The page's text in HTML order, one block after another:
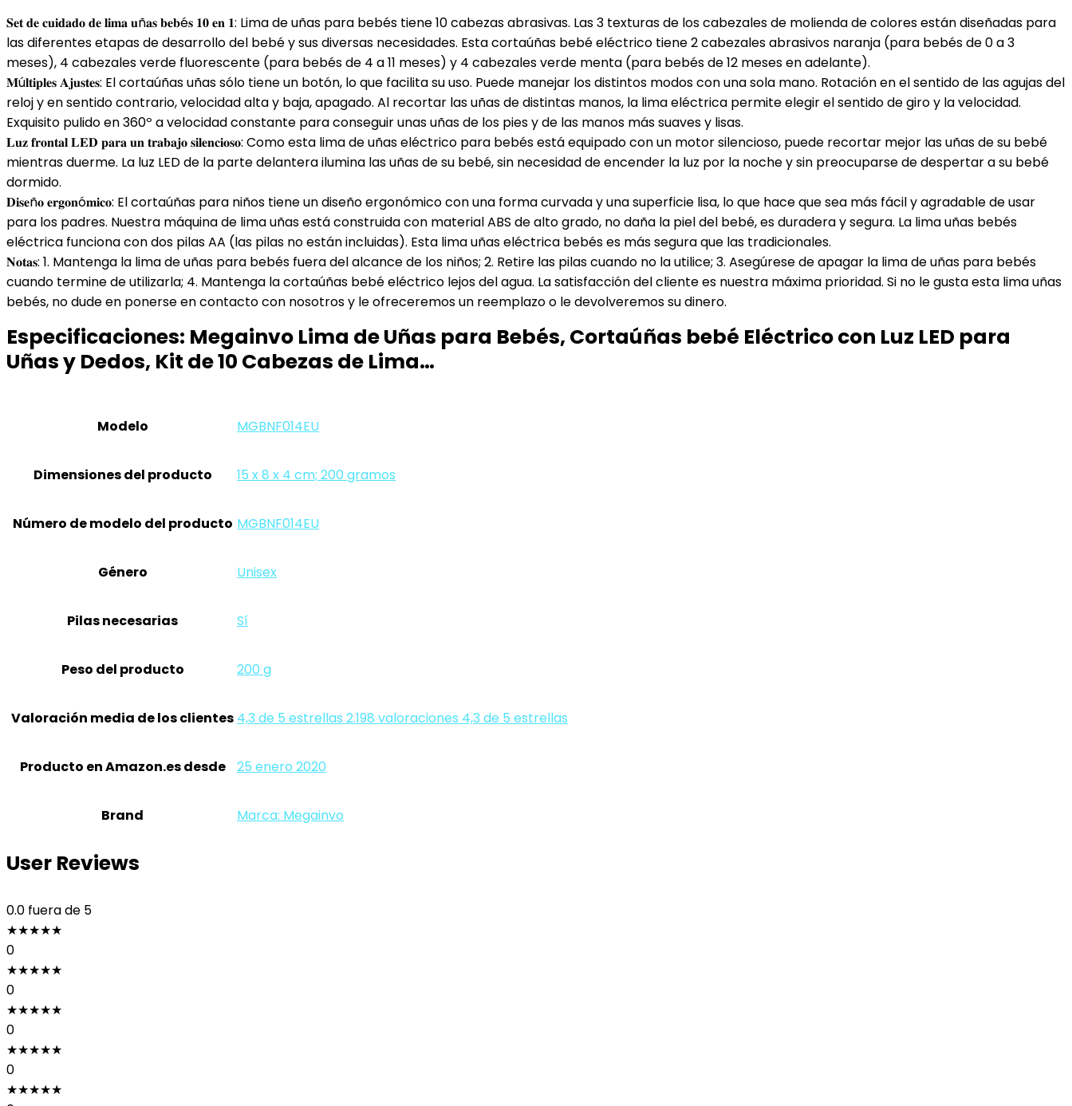
Luz
LED
para
Uñas
y
Dedos,
Kit
de
10
Cabezas
de
Lima…
cantidad
𝐒𝐞𝐭 𝐝𝐞 𝐜𝐮𝐢𝐝𝐚𝐝𝐨 𝐝𝐞 𝐥𝐢𝐦𝐚 𝐮ñ𝐚𝐬 𝐛𝐞𝐛é𝐬 𝟏𝟎 𝐞𝐧 𝟏: Lima de uñas para bebés tiene 10 cabezas abrasivas. Las 3 texturas de los cabezales de molienda de colores están diseñadas para
las diferentes etapas de desarrollo del bebé y sus diversas necesidades. Esta cortaúñas bebé eléctrico tiene 2 cabezales abrasivos naranja (para bebés de 0 a 3
meses), 4 cabezales verde fluorescente (para bebés de 4 a 11 meses) y 4 cabezales verde menta (para bebés de 12 meses en adelante).
𝐌ú𝐥𝐭𝐢𝐩𝐥𝐞𝐬 𝐀𝐣𝐮𝐬𝐭𝐞𝐬: El cortaúñas uñas sólo tiene un botón, lo que facilita su uso. Puede manejar los distintos modos con una sola mano. Rotación en el sentido de las agujas del
reloj y en sentido contrario, velocidad alta y baja, apagado. Al recortar las uñas de distintas manos, la lima eléctrica permite elegir el sentido de giro y la velocidad.
Exquisito pulido en 360º a velocidad constante para conseguir unas uñas de los pies y de las manos más suaves y lisas.
𝐋𝐮𝐳 𝐟𝐫𝐨𝐧𝐭𝐚𝐥 𝐋𝐄𝐃 𝐩𝐚𝐫𝐚 𝐮𝐧 𝐭𝐫𝐚𝐛𝐚𝐣𝐨 𝐬𝐢𝐥𝐞𝐧𝐜𝐢𝐨𝐬𝐨: Como esta lima de uñas eléctrico para bebés está equipado con un motor silencioso, puede recortar mejor las uñas de su bebé
mientras duerme. La luz LED de la parte delantera ilumina las uñas de su bebé, sin necesidad de encender la luz por la noche y sin preocuparse de despertar a su bebé
dormido.
𝐃𝐢𝐬𝐞ñ𝐨 𝐞𝐫𝐠𝐨𝐧ó𝐦𝐢𝐜𝐨: El cortaúñas para niños tiene un diseño ergonómico con una forma curvada y una superficie lisa, lo que hace que sea más fácil y agradable de usar
para los padres. Nuestra máquina de lima uñas está construida con material ABS de alto grado, no daña la piel del bebé, es duradera y segura. La lima uñas bebés
eléctrica funciona con dos pilas AA (las pilas no están incluidas). Esta lima uñas eléctrica bebés es más segura que las tradicionales.
𝐍𝐨𝐭𝐚𝐬: 1. Mantenga la lima de uñas para bebés fuera del alcance de los niños; 2. Retire las pilas cuando no la utilice; 3. Asegúrese de apagar la lima de uñas para bebés
cuando termine de utilizarla; 4. Mantenga la cortaúñas bebé eléctrico lejos del agua. La satisfacción del cliente es nuestra máxima prioridad. Si no le gusta esta lima uñas
bebés, no dude en ponerse en contacto con nosotros y le ofreceremos un reemplazo o le devolveremos su dinero.
Especificaciones: Megainvo Lima de Uñas para Bebés, Cortaúñas bebé Eléctrico con Luz LED para
Uñas y Dedos, Kit de 10 Cabezas de Lima…
Modelo ‎MGBNF014EU
Dimensiones del producto ‎15 x 8 x 4 cm; 200 gramos
Número de modelo del producto ‎MGBNF014EU
Género ‎Unisex
Pilas necesarias ‎Sí
Peso del producto ‎200 g
Valoración media de los clientes 4,3 de 5 estrellas 2.198 valoraciones 4,3 de 5 estrellas
Producto en Amazon.es desde 25 enero 2020
Brand Marca: Megainvo
User Reviews
0.0 fuera de 5
★★★★★
0
★★★★★
0
★★★★★
0
★★★★★
0
★★★★★